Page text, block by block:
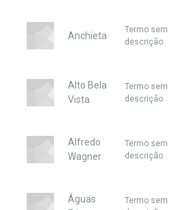
Anchieta
Termo sem
descrição
Alto Bela
Vista
Termo sem
descrição
Alfredo
Wagner
Termo sem
descrição
Águas
Termo sem